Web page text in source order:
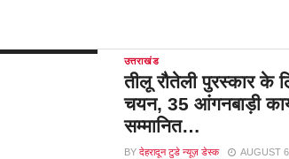
उत्तराखंड
तीलू रौतेली पुरस्कार के
चयन, 35 आंगनबाड़ी
सम्मानित…
BY देहरादून टुडे न्यूज़ डेस्क AUGUST